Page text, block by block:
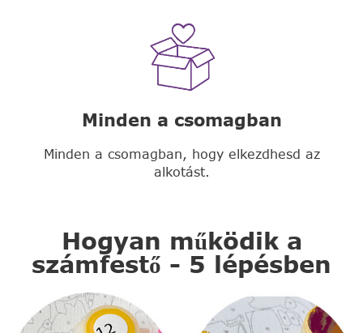
Minden a csomagban
Minden a csomagban, hogy elkezdhesd az
alkotást.
Hogyan működik a
számfestő - 5 lépésben